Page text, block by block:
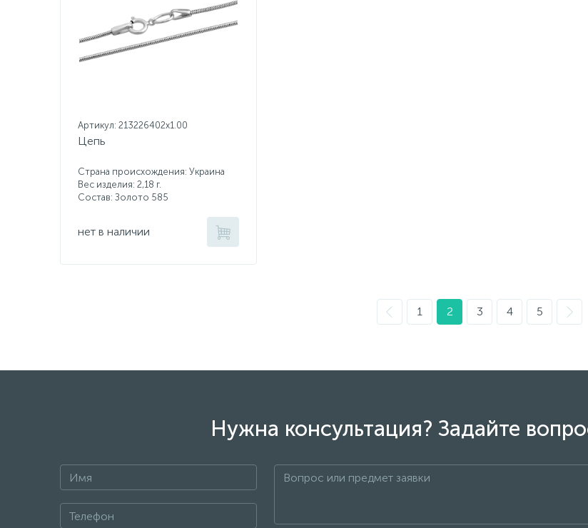
Артикул: 213226402x1.00
Цепь
Страна происхождения: Украина
Вес изделия: 2,18 г.
Состав: Золото 585
нет в наличии
1 2 3 4 5
Нужна консультация? Задайте